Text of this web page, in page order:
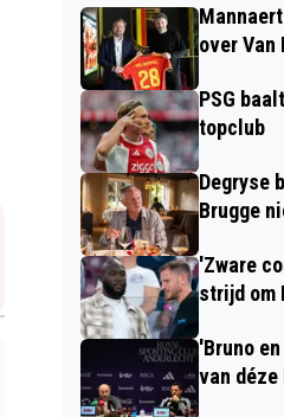
over Van
PSG
topclub
Degryse
Brugge
'Zware
strijd om
'Bruno
van déze